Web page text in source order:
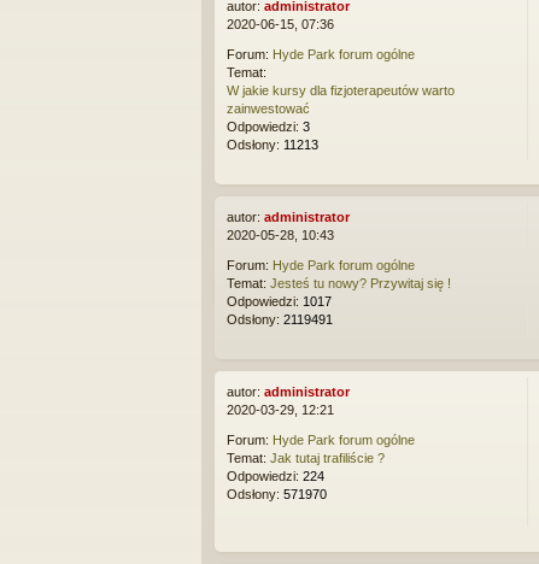
autor: administrator
2020-06-15, 07:36
Forum: Hyde Park forum ogólne
Temat:
W jakie kursy dla fizjoterapeutów warto
zainwestować
Odpowiedzi: 3
Odsłony: 11213
autor: administrator
2020-05-28, 10:43
Forum: Hyde Park forum ogólne
Temat: Jesteś tu nowy? Przywitaj się !
Odpowiedzi: 1017
Odsłony: 2119491
autor: administrator
2020-03-29, 12:21
Forum: Hyde Park forum ogólne
Temat: Jak tutaj trafiliście ?
Odpowiedzi: 224
Odsłony: 571970